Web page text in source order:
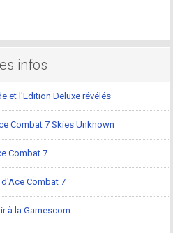
infos
et l'Edition Deluxe révélés
Combat 7 Skies Unknown
Combat 7
Combat 7
à la Gamescom